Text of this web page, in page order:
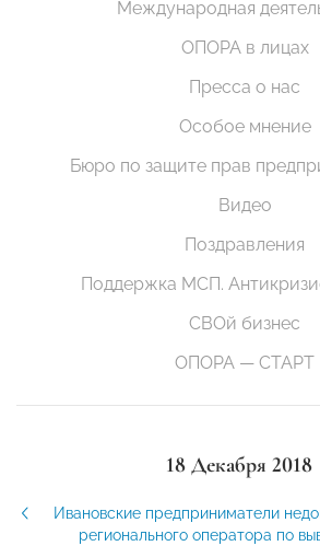
Международная
ОПОРА в лицах
Пресса о нас
Особое мнение
Бюро по защите прав
Видео
Поздравления
Поддержка МСП.
СВОй бизнес
ОПОРА — СТАРТ
18 Декабря 2018
Ивановские предприниматели
регионального оператора по